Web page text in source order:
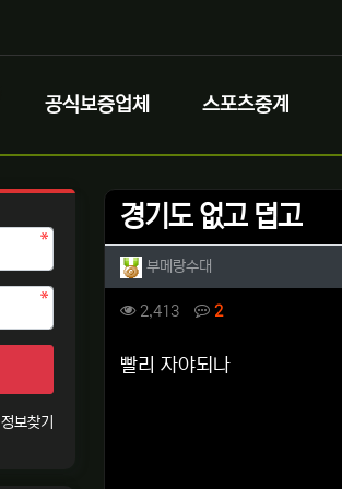
공식보증업체 스포츠중계
경기도 없고 덥고
작성자 정보
부메랑수대
컨텐츠 정보
2,413조회 2댓글
본문
빨리 자야되나
정보찾기